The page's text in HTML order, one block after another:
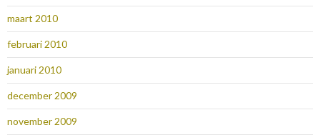
maart 2010
februari 2010
januari 2010
december 2009
november 2009